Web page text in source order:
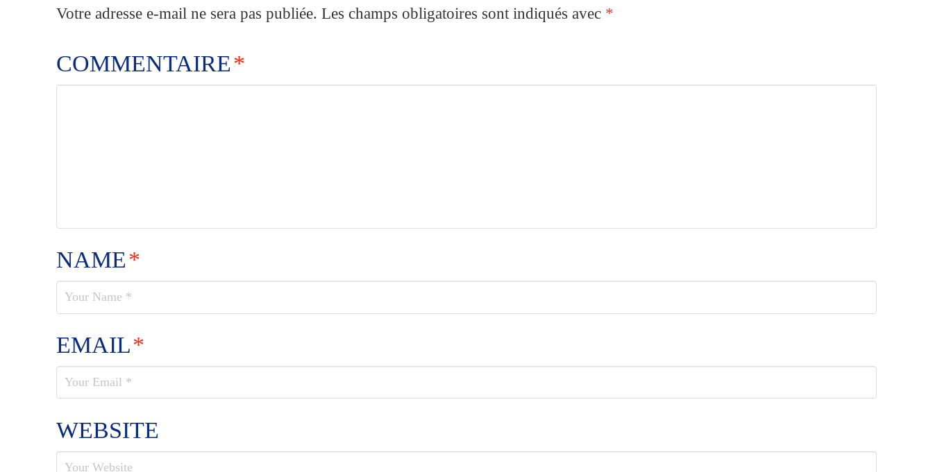
Votre adresse e-mail ne sera pas publiée. Les champs obligatoires sont indiqués avec *
COMMENTAIRE*
NAME*
EMAIL*
WEBSITE